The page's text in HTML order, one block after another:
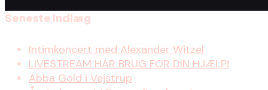
Seneste indlæg
Intimkoncert med Alexander Witzel
LIVESTREAM HAR BRUG FOR DIN HJÆLP!
Abba Gold i Vejstrup